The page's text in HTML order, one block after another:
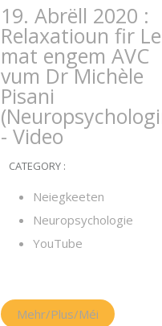
19. Abrëll 2020 :
Relaxatioun fir
mat engem AVC
vum Dr Michèle
Pisani
- Video
CATEGORY :
Neiegkeeten
Neuropsychologie
YouTube
Mehr/Plus/Méi